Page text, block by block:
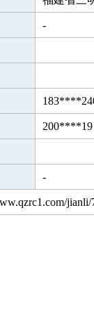
-
200****19
-
jianli/